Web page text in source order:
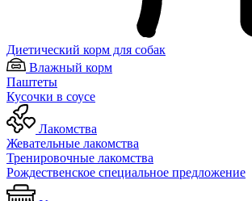
Диетический корм для собак
Влажный корм
Паштеты
Кусочки в соусе
Лакомства
Жевательные лакомства
Тренировочные лакомства
Рождественское специальное предложение